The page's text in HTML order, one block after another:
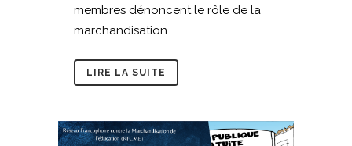
membres dénoncent le rôle de la
marchandisation...
LIRE LA SUITE